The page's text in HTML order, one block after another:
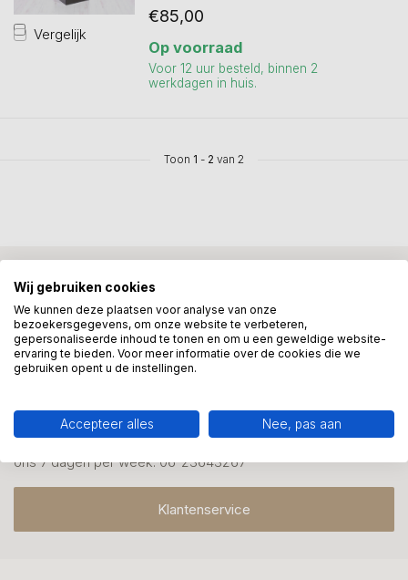
Vergelijk
€85,00
Op voorraad
Voor 12 uur besteld, binnen 2
werkdagen in huis.
Toon 1 - 2 van 2
Meer informatie?
ons 7 dagen per week: 06-23643267
Klantenservice
Mis onze nieuwsbrief niet
Schrijf je in en ontvang onze nieuwe aanbiedingen
Wij gebruiken cookies
We kunnen deze plaatsen voor analyse van onze
bezoekersgegevens, om onze website te verbeteren,
gepersonaliseerde inhoud te tonen en om u een geweldige website-
ervaring te bieden. Voor meer informatie over de cookies die we
gebruiken opent u de instellingen.
Accepteer alles Nee, pas aan